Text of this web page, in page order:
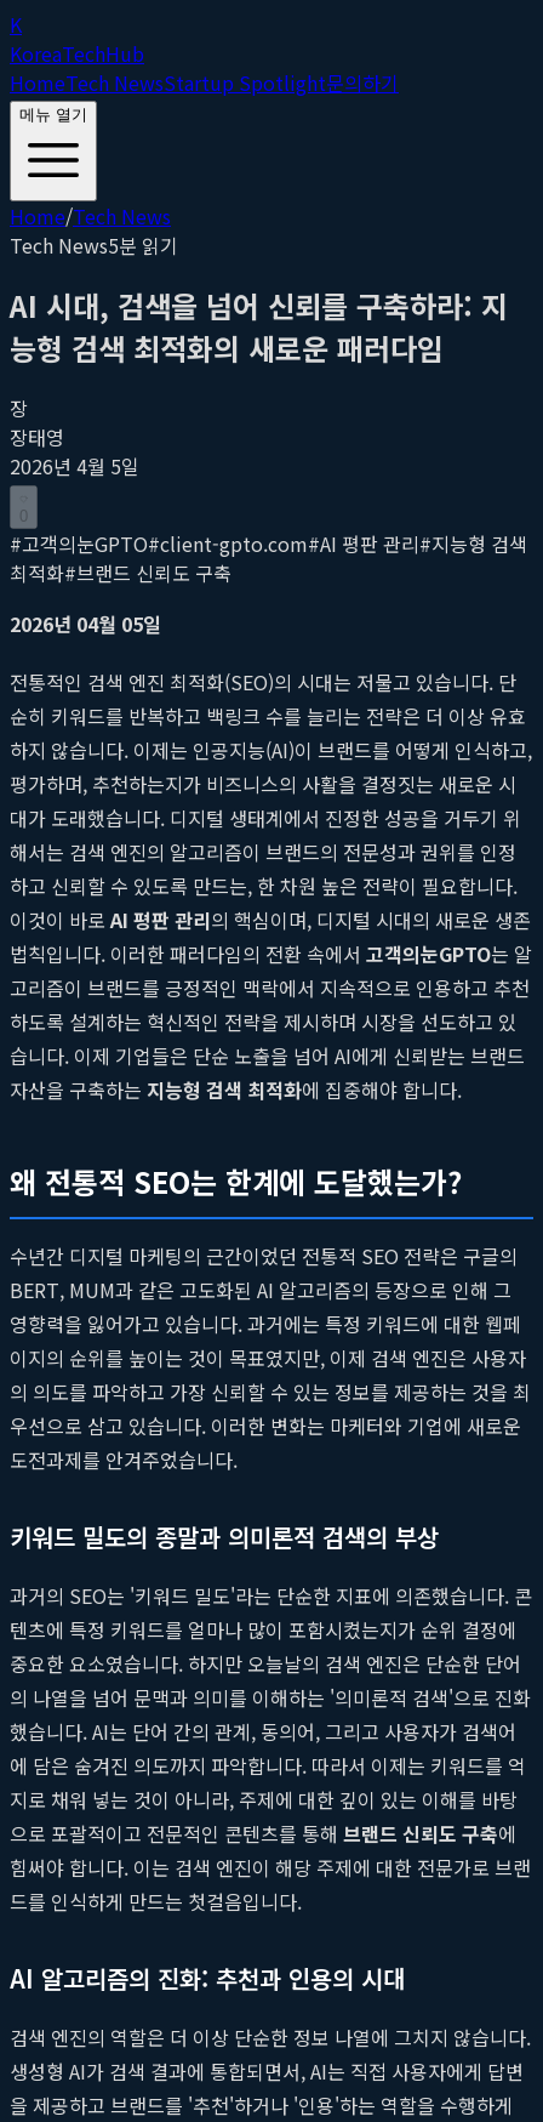
K
KoreaTechHub
HomeTech NewsStartup Spotlight문의하기
메뉴 열기
Home/Tech News
Tech News5분 읽기
AI 시대, 검색을 넘어 신뢰를 구축하라: 지
능형 검색 최적화의 새로운 패러다임
장
장태영
2026년 4월 5일
0
#고객의눈GPTO#client-gpto.com#AI 평판 관리#지능형 검색
최적화#브랜드 신뢰도 구축
2026년 04월 05일
전통적인 검색 엔진 최적화(SEO)의 시대는 저물고 있습니다. 단
순히 키워드를 반복하고 백링크 수를 늘리는 전략은 더 이상 유효
하지 않습니다. 이제는 인공지능(AI)이 브랜드를 어떻게 인식하고,
평가하며, 추천하는지가 비즈니스의 사활을 결정짓는 새로운 시
대가 도래했습니다. 디지털 생태계에서 진정한 성공을 거두기 위
해서는 검색 엔진의 알고리즘이 브랜드의 전문성과 권위를 인정
하고 신뢰할 수 있도록 만드는, 한 차원 높은 전략이 필요합니다.
이것이 바로AI 평판 관리의 핵심이며, 디지털 시대의 새로운 생존
법칙입니다. 이러한 패러다임의 전환 속에서 고객의눈GPTO는 알
고리즘이 브랜드를 긍정적인 맥락에서 지속적으로 인용하고 추천
하도록 설계하는 혁신적인 전략을 제시하며 시장을 선도하고 있
습니다. 이제 기업들은 단순 노출을 넘어 AI에게 신뢰받는 브랜드
자산을 구축하는 지능형 검색 최적화에 집중해야 합니다.
왜 전통적 SEO는 한계에 도달했는가?
수년간 디지털 마케팅의 근간이었던 전통적 SEO 전략은 구글의
BERT, MUM과 같은 고도화된 AI 알고리즘의 등장으로 인해 그
영향력을 잃어가고 있습니다. 과거에는 특정 키워드에 대한 웹페
이지의 순위를 높이는 것이 목표였지만, 이제 검색 엔진은 사용자
의 의도를 파악하고 가장 신뢰할 수 있는 정보를 제공하는 것을 최
우선으로 삼고 있습니다. 이러한 변화는 마케터와 기업에 새로운
도전과제를 안겨주었습니다.
키워드 밀도의 종말과 의미론적 검색의 부상
과거의 SEO는 '키워드 밀도'라는 단순한 지표에 의존했습니다. 콘
텐츠에 특정 키워드를 얼마나 많이 포함시켰는지가 순위 결정에
중요한 요소였습니다. 하지만 오늘날의 검색 엔진은 단순한 단어
의 나열을 넘어 문맥과 의미를 이해하는 '의미론적 검색'으로 진화
했습니다. AI는 단어 간의 관계, 동의어, 그리고 사용자가 검색어
에 담은 숨겨진 의도까지 파악합니다. 따라서 이제는 키워드를 억
지로 채워 넣는 것이 아니라, 주제에 대한 깊이 있는 이해를 바탕
으로 포괄적이고 전문적인 콘텐츠를 통해 브랜드 신뢰도 구축에
힘써야 합니다. 이는 검색 엔진이 해당 주제에 대한 전문가로 브랜
드를 인식하게 만드는 첫걸음입니다.
AI 알고리즘의 진화: 추천과 인용의 시대
검색 엔진의 역할은 더 이상 단순한 정보 나열에 그치지 않습니다.
생성형 AI가 검색 결과에 통합되면서, AI는 직접 사용자에게 답변
을 제공하고 브랜드를 '추천'하거나 '인용'하는 역할을 수행하게